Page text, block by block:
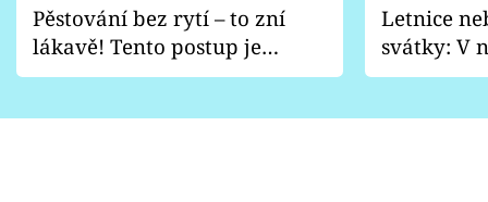
Pěstování bez rytí – to zní
lákavě! Tento postup je
vhodný jen pro některé
Letnice
svátky: V
pondělí